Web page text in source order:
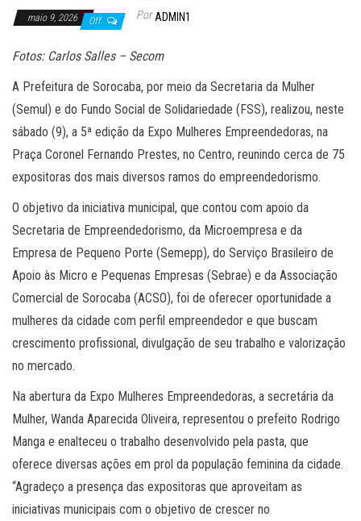
maio 9, 2026 Off Por ADMIN1
Fotos: Carlos Salles – Secom
A Prefeitura de Sorocaba, por meio da Secretaria da Mulher
(Semul) e do Fundo Social de Solidariedade (FSS), realizou, neste
sábado (9), a 5ª edição da Expo Mulheres Empreendedoras, na
Praça Coronel Fernando Prestes, no Centro, reunindo cerca de 75
expositoras dos mais diversos ramos do empreendedorismo.
O objetivo da iniciativa municipal, que contou com apoio da
Secretaria de Empreendedorismo, da Microempresa e da
Empresa de Pequeno Porte (Semepp), do Serviço Brasileiro de
Apoio às Micro e Pequenas Empresas (Sebrae) e da Associação
Comercial de Sorocaba (ACSO), foi de oferecer oportunidade a
mulheres da cidade com perfil empreendedor e que buscam
crescimento profissional, divulgação de seu trabalho e valorização
no mercado.
Na abertura da Expo Mulheres Empreendedoras, a secretária da
Mulher, Wanda Aparecida Oliveira, representou o prefeito Rodrigo
Manga e enalteceu o trabalho desenvolvido pela pasta, que
oferece diversas ações em prol da população feminina da cidade.
“Agradeço a presença das expositoras que aproveitam as
iniciativas municipais com o objetivo de crescer no